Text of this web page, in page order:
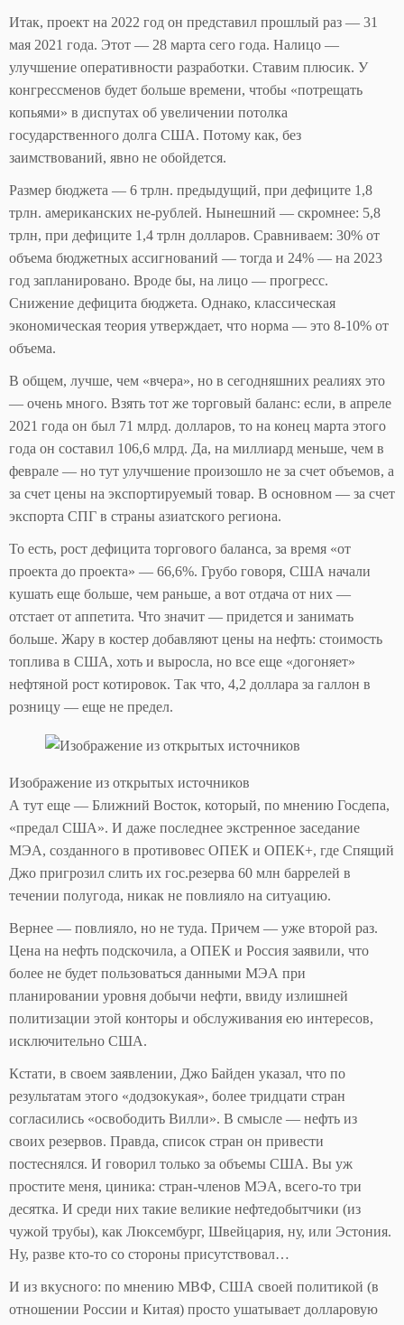
Итак, проект на 2022 год он представил прошлый раз — 31
мая 2021 года. Этот — 28 марта сего года. Налицо —
улучшение оперативности разработки. Ставим плюсик. У
конгрессменов будет больше времени, чтобы «потрещать
копьями» в диспутах об увеличении потолка
государственного долга США. Потому как, без
заимствований, явно не обойдется.
Размер бюджета — 6 трлн. предыдущий, при дефиците 1,8
трлн. американских не-рублей. Нынешний — скромнее: 5,8
трлн, при дефиците 1,4 трлн долларов. Сравниваем: 30% от
объема бюджетных ассигнований — тогда и 24% — на 2023
год запланировано. Вроде бы, на лицо — прогресс.
Снижение дефицита бюджета. Однако, классическая
экономическая теория утверждает, что норма — это 8-10% от
объема.
В общем, лучше, чем «вчера», но в сегодняшних реалиях это
— очень много. Взять тот же торговый баланс: если, в апреле
2021 года он был 71 млрд. долларов, то на конец марта этого
года он составил 106,6 млрд. Да, на миллиард меньше, чем в
феврале — но тут улучшение произошло не за счет объемов, а
за счет цены на экспортируемый товар. В основном — за счет
экспорта СПГ в страны азиатского региона.
То есть, рост дефицита торгового баланса, за время «от
проекта до проекта» — 66,6%. Грубо говоря, США начали
кушать еще больше, чем раньше, а вот отдача от них —
отстает от аппетита. Что значит — придется и занимать
больше. Жару в костер добавляют цены на нефть: стоимость
топлива в США, хоть и выросла, но все еще «догоняет»
нефтяной рост котировок. Так что, 4,2 доллара за галлон в
розницу — еще не предел.
Изображение из открытых источников
А тут еще — Ближний Восток, который, по мнению Госдепа,
«предал США». И даже последнее экстренное заседание
МЭА, созданного в противовес ОПЕК и ОПЕК+, где Спящий
Джо пригрозил слить их гос.резерва 60 млн баррелей в
течении полугода, никак не повлияло на ситуацию.
Вернее — повлияло, но не туда. Причем — уже второй раз.
Цена на нефть подскочила, а ОПЕК и Россия заявили, что
более не будет пользоваться данными МЭА при
планировании уровня добычи нефти, ввиду излишней
политизации этой конторы и обслуживания ею интересов,
исключительно США.
Кстати, в своем заявлении, Джо Байден указал, что по
результатам этого «додзокукая», более тридцати стран
согласились «освободить Вилли». В смысле — нефть из
своих резервов. Правда, список стран он привести
постеснялся. И говорил только за объемы США. Вы уж
простите меня, циника: стран-членов МЭА, всего-то три
десятка. И среди них такие великие нефтедобытчики (из
чужой трубы), как Люксембург, Швейцария, ну, или Эстония.
Ну, разве кто-то со стороны присутствовал…
И из вкусного: по мнению МВФ, США своей политикой (в
отношении России и Китая) просто ушатывает долларовую